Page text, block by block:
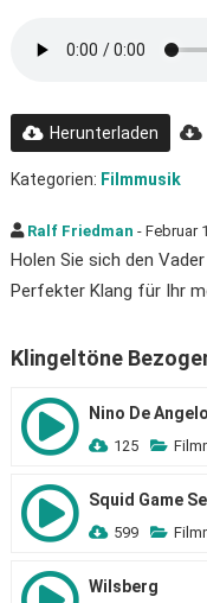
Herunterladen
Kategorien: Filmmusik
Ralf Friedman - Februar
Holen Sie sich den
Perfekter Klang für Ihr
Klingeltöne
Nino De Angelo
125
Squid Game
599
Wilsberg